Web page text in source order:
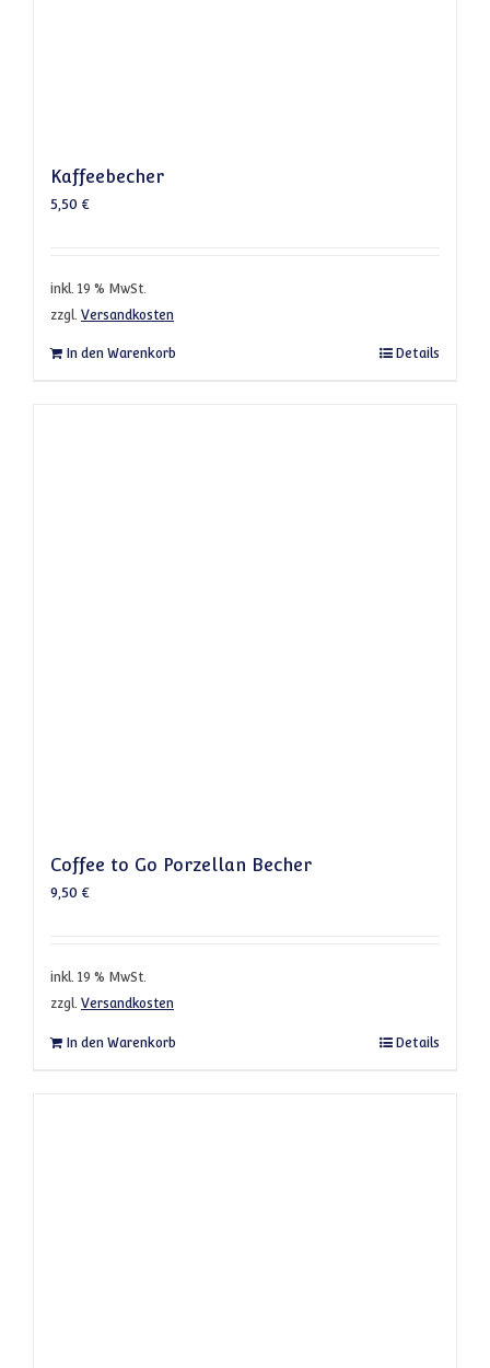
Kaffeebecher
5,50 €
inkl. 19 % MwSt.
zzgl. Versandkosten
In den Warenkorb Details
Coffee to Go Porzellan Becher
9,50 €
inkl. 19 % MwSt.
zzgl. Versandkosten
In den Warenkorb Details